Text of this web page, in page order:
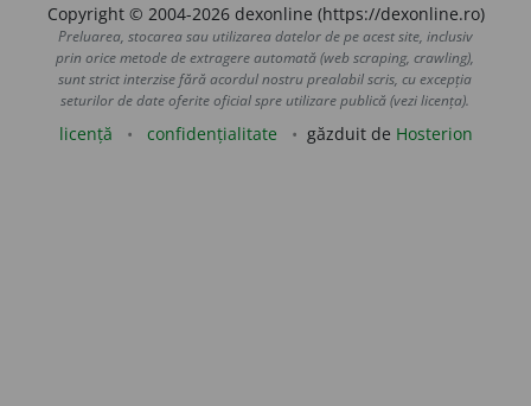
Copyright © 2004-2026 dexonline (https://dexonline.ro)
Preluarea, stocarea sau utilizarea datelor de pe acest site, inclusiv
prin orice metode de extragere automată (web scraping, crawling),
sunt strict interzise fără acordul nostru prealabil scris, cu excepția
seturilor de date oferite oficial spre utilizare publică (vezi licența).
licență confidențialitate găzduit de Hosterion